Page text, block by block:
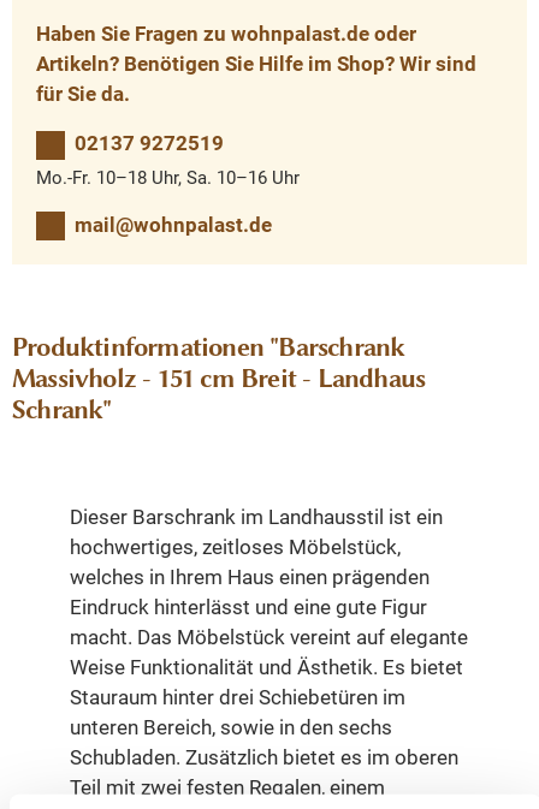
Haben Sie Fragen zu wohnpalast.de oder
Artikeln? Benötigen Sie Hilfe im Shop? Wir sind
für Sie da.
02137 9272519
Mo.-Fr. 10–18 Uhr, Sa. 10–16 Uhr
mail@wohnpalast.de
Produktinformationen "Barschrank
Massivholz - 151 cm Breit - Landhaus
Schrank"
Dieser Barschrank im Landhausstil ist ein
hochwertiges, zeitloses Möbelstück,
welches in Ihrem Haus einen prägenden
Eindruck hinterlässt und eine gute Figur
macht. Das Möbelstück vereint auf elegante
Weise Funktionalität und Ästhetik. Es bietet
Stauraum hinter drei Schiebetüren im
unteren Bereich, sowie in den sechs
Schubladen. Zusätzlich bietet es im oberen
Teil mit zwei festen Regalen, einem